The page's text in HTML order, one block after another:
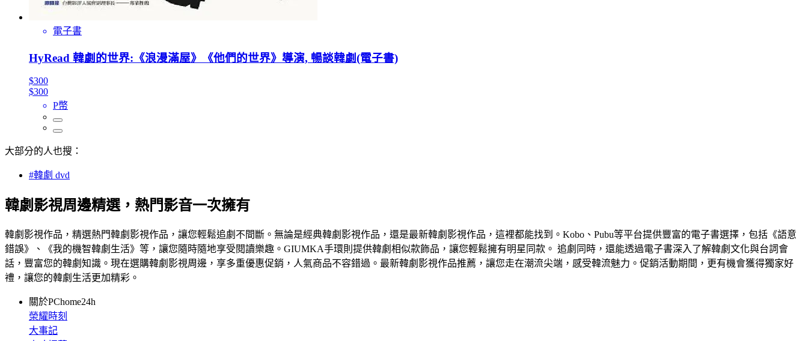
電子書
HyRead 韓劇的世界:《浪漫滿屋》《他們的世界》導演, 暢談韓劇(電子書)
$300
$300
P幣
大部分的人也搜：
#韓劇 dvd
韓劇影視周邊精選，熱門影音一次擁有
韓劇影視作品，精選熱門韓劇影視作品，讓您輕鬆追劇不間斷。無論是經典韓劇影視作品，還是最新韓劇影視作品，這裡都能找到。Kobo、Pubu等平台提供豐富的電子書選擇，包括《語意
錯誤》、《我的機智韓劇生活》等，讓您隨時隨地享受閱讀樂趣。GIUMKA手環則提供韓劇相似款飾品，讓您輕鬆擁有明星同款。 追劇同時，還能透過電子書深入了解韓劇文化與台詞會
話，豐富您的韓劇知識。現在選購韓劇影視周邊，享多重優惠促銷，人氣商品不容錯過。最新韓劇影視作品推薦，讓您走在潮流尖端，感受韓流魅力。促銷活動期間，更有機會獲得獨家好
禮，讓您的韓劇生活更加精彩。
關於PChome24h
榮耀時刻
大事記